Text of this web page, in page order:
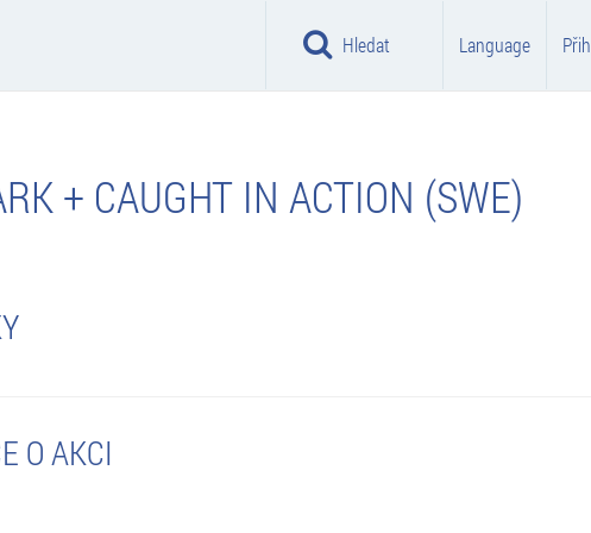
Hledat Language
+ CAUGHT IN ACTION (SWE)
O AKCI